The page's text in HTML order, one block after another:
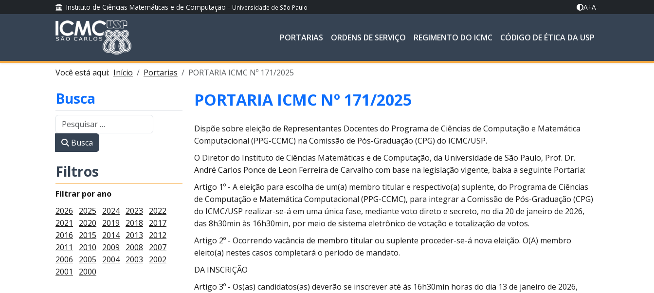
Instituto de Ciências Matemáticas e de Computação - Universidade de São Paulo A+A-
PORTARIAS ORDENS DE SERVIÇO REGIMENTO DO ICMC CÓDIGO DE ÉTICA DA USP
Você está aqui: Início Portarias PORTARIA ICMC Nº 171/2025
Busca
Busca
Filtros
Filtrar por ano
2026
2025 2024 2023
2022
2021
2020 2019 2018
2017
2016
2015 2014 2013
2012
2011
2010 2009 2008
2007
2006
2005 2004 2003
2002
2001
2000
PORTARIA ICMC Nº 171/2025
Dispõe sobre eleição de Representantes Docentes do Programa de Ciências de Computação e Matemática
Computacional (PPG-CCMC) na Comissão de Pós-Graduação (CPG) do ICMC/USP.
O Diretor do Instituto de Ciências Matemáticas e de Computação, da Universidade de São Paulo, Prof. Dr.
André Carlos Ponce de Leon Ferreira de Carvalho com base na legislação vigente, baixa a seguinte Portaria:
Artigo 1º - A eleição para escolha de um(a) membro titular e respectivo(a) suplente, do Programa de Ciências
de Computação e Matemática Computacional (PPG-CCMC), para integrar a Comissão de Pós-Graduação (CPG)
do ICMC/USP realizar-se-á em uma única fase, mediante voto direto e secreto, no dia 20 de janeiro de 2026,
das 8h30min às 16h30min, por meio de sistema eletrônico de votação e totalização de votos.
Artigo 2º - Ocorrendo vacância de membro titular ou suplente proceder-se-á nova eleição. O(A) membro
eleito(a) nestes casos completará o período de mandato.
DA INSCRIÇÃO
Artigo 3º - Os(as) candidatos(as) deverão se inscrever até às 16h30min horas do dia 13 de janeiro de 2026,